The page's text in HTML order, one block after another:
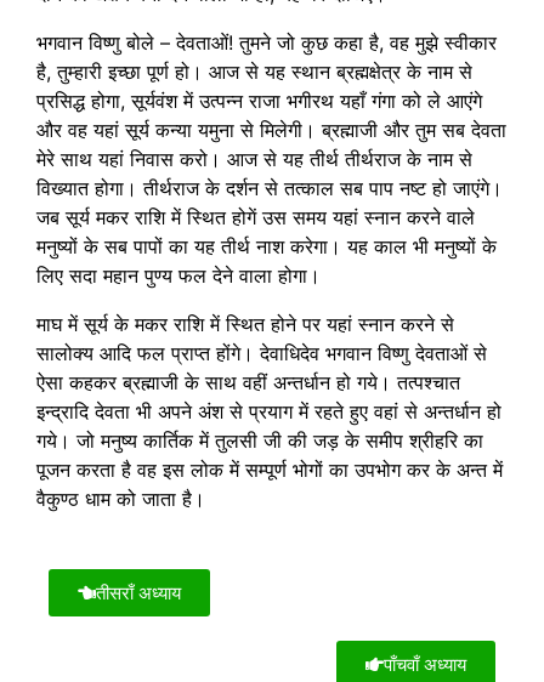
भगवान विष्णु बोले – देवताओं! तुमने जो कुछ कहा है, वह मुझे स्वीकार
है, तुम्हारी इच्छा पूर्ण हो। आज से यह स्थान ब्रह्मक्षेत्र के नाम से
प्रसिद्ध होगा, सूर्यवंश में उत्पन्न राजा भगीरथ यहाँ गंगा को ले आएंगे
और वह यहां सूर्य कन्या यमुना से मिलेगी। ब्रह्माजी और तुम सब देवता
मेरे साथ यहां निवास करो। आज से यह तीर्थ तीर्थराज के नाम से
विख्यात होगा। तीर्थराज के दर्शन से तत्काल सब पाप नष्ट हो जाएंगे।
जब सूर्य मकर राशि में स्थित होगें उस समय यहां स्नान करने वाले
मनुष्यों के सब पापों का यह तीर्थ नाश करेगा। यह काल भी मनुष्यों के
लिए सदा महान पुण्य फल देने वाला होगा।
माघ में सूर्य के मकर राशि में स्थित होने पर यहां स्नान करने से
सालोक्य आदि फल प्राप्त होंगे। देवाधिदेव भगवान विष्णु देवताओं से
ऐसा कहकर ब्रह्माजी के साथ वहीं अन्तर्धान हो गये। तत्पश्चात
इन्द्रादि देवता भी अपने अंश से प्रयाग में रहते हुए वहां से अन्तर्धान हो
गये। जो मनुष्य कार्तिक में तुलसी जी की जड़ के समीप श्रीहरि का
पूजन करता है वह इस लोक में सम्पूर्ण भोगों का उपभोग कर के अन्त में
वैकुण्ठ धाम को जाता है।
तीसराँ अध्याय
पाँचवाँ अध्याय